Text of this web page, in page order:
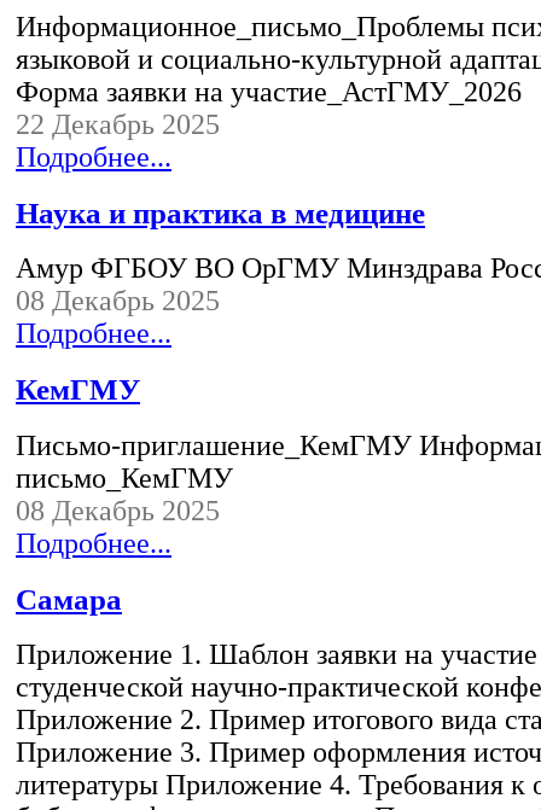
Информационное_письмо_Проблемы
языковой и социально-культурной
Форма заявки на участие_АстГМУ_2026
22 Декабрь 2025
Подробнее...
Наука и практика в медицине
Амур ФГБОУ ВО ОрГМУ Минздрава
08 Декабрь 2025
Подробнее...
КемГМУ
Письмо-приглашение_КемГМУ
письмо_КемГМУ
08 Декабрь 2025
Подробнее...
Самара
Приложение 1. Шаблон заявки на
студенческой научно-практической
Приложение 2. Пример итогового вида
Приложение 3. Пример оформления
литературы Приложение 4. Требования